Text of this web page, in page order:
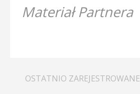
Materiał Partnera
OSTATNIO ZAREJESTROWANE